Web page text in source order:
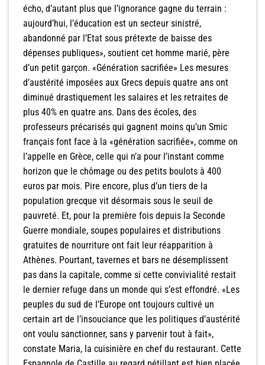
écho, d’autant plus que l’ignorance gagne du terrain :
aujourd’hui, l’éducation est un secteur sinistré,
abandonné par l’Etat sous prétexte de baisse des
dépenses publiques», soutient cet homme marié, père
d’un petit garçon. «Génération sacrifiée» Les mesures
d’austérité imposées aux Grecs depuis quatre ans ont
diminué drastiquement les salaires et les retraites de
plus 40% en quatre ans. Dans des écoles, des
professeurs précarisés qui gagnent moins qu’un Smic
français font face à la «génération sacrifiée», comme on
l’appelle en Grèce, celle qui n’a pour l’instant comme
horizon que le chômage ou des petits boulots à 400
euros par mois. Pire encore, plus d’un tiers de la
population grecque vit désormais sous le seuil de
pauvreté. Et, pour la première fois depuis la Seconde
Guerre mondiale, soupes populaires et distributions
gratuites de nourriture ont fait leur réapparition à
Athènes. Pourtant, tavernes et bars ne désemplissent
pas dans la capitale, comme si cette convivialité restait
le dernier refuge dans un monde qui s’est effondré. «Les
peuples du sud de l’Europe ont toujours cultivé un
certain art de l’insouciance que les politiques d’austérité
ont voulu sanctionner, sans y parvenir tout à fait»,
constate Maria, la cuisinière en chef du restaurant. Cette